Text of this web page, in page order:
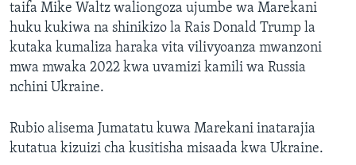
taifa Mike Waltz waliongoza ujumbe wa Marekani
huku kukiwa na shinikizo la Rais Donald Trump la
kutaka kumaliza haraka vita vilivyoanza mwanzoni
mwa mwaka 2022 kwa uvamizi kamili wa Russia
nchini Ukraine.
Rubio alisema Jumatatu kuwa Marekani inatarajia
kutatua kizuizi cha kusitisha misaada kwa Ukraine.